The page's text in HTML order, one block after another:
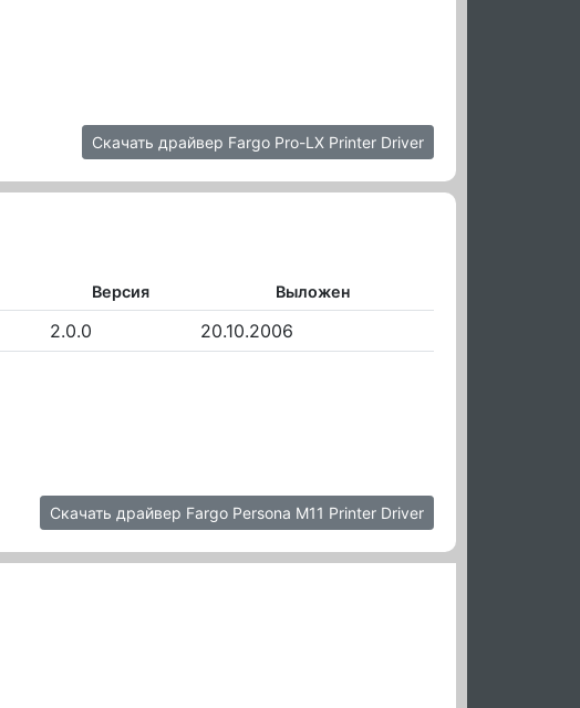
Скачать драйвер Fargo Pro-LX Printer Driver
Версия Выложен
2.0.0 20.10.2006
Скачать драйвер Fargo Persona M11 Printer Driver